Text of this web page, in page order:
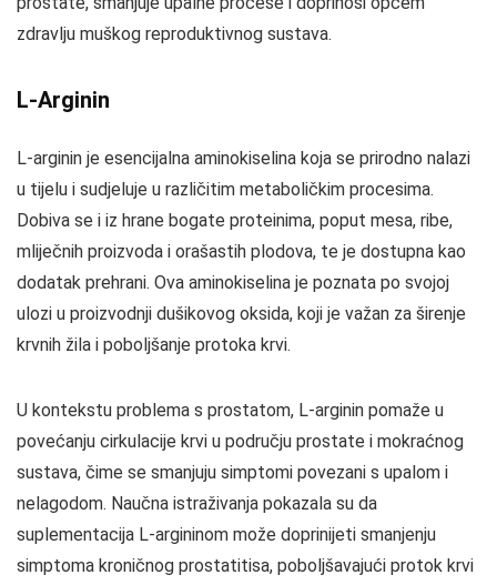
zdravlju muškog reproduktivnog sustava.
L-Arginin
L-arginin je esencijalna aminokiselina koja se prirodno nalazi
u tijelu i sudjeluje u različitim metaboličkim procesima.
Dobiva se i iz hrane bogate proteinima, poput mesa, ribe,
mliječnih proizvoda i orašastih plodova, te je dostupna kao
dodatak prehrani. Ova aminokiselina je poznata po svojoj
ulozi u proizvodnji dušikovog oksida, koji je važan za širenje
krvnih žila i poboljšanje protoka krvi.
U kontekstu problema s prostatom, L-arginin pomaže u
povećanju cirkulacije krvi u području prostate i mokraćnog
sustava, čime se smanjuju simptomi povezani s upalom i
nelagodom. Naučna istraživanja pokazala su da
suplementacija L-argininom može doprinijeti smanjenju
simptoma kroničnog prostatitisa, poboljšavajući protok krvi